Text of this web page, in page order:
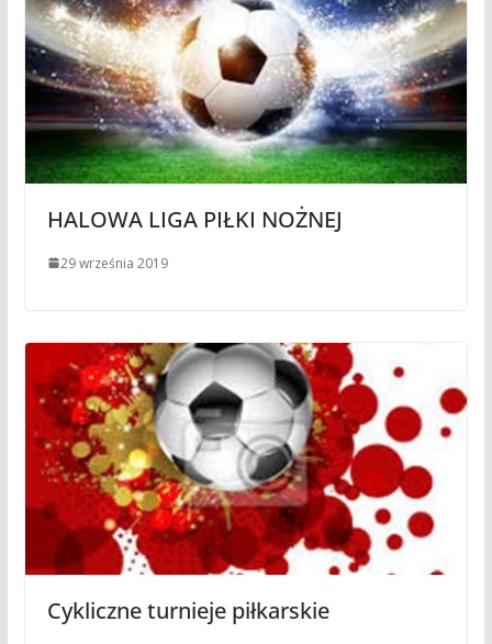
HALOWA LIGA PIŁKI NOŻNEJ
29 września 2019
Cykliczne turnieje piłkarskie